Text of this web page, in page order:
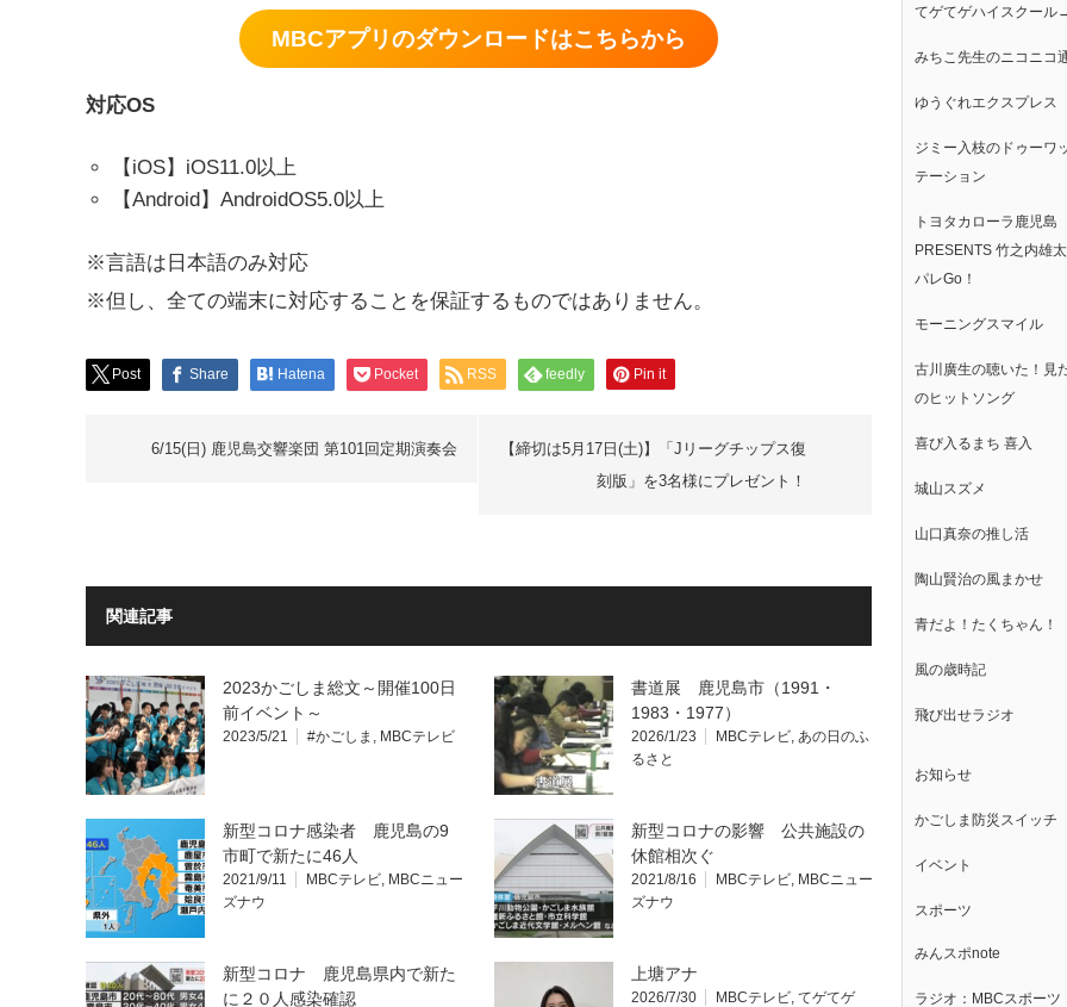
MBCアプリのダウンロードはこちらから
対応OS
【iOS】iOS11.0以上
【Android】AndroidOS5.0以上
※言語は日本語のみ対応
※但し、全ての端末に対応することを保証するものではありません。
Post Share Hatena Pocket RSS feedly Pin it
6/15(日) 鹿児島交響楽団 第101回定期演奏会
【締切は5月17日(土)】「Jリーグチップス復
刻版」を3名様にプレゼント！
関連記事
2023かごしま総文～開催100日
前イベント～
2023/5/21 #かごしま , MBCテレビ
書道展 鹿児島市（1991・
1983・1977）
2026/1/23 MBCテレビ, あの日のふ
るさと
新型コロナ感染者 鹿児島の9
市町で新たに46人
2021/9/11 MBCテレビ, MBCニュー
ズナウ
新型コロナの影響 公共施設の
休館相次ぐ
2021/8/16 MBCテレビ, MBCニュー
ズナウ
新型コロナ 鹿児島県内で新た
に２０人感染確認
上塘アナ
2026/7/30 MBCテレビ, てゲてゲ
てゲてゲハイスクール
みちこ先生のニコニコ
ゆうぐれエクスプレス
ジミー入枝のドゥーワ
テーション
トヨタカローラ鹿児島
PRESENTS 竹之内雄
パレGo！
モーニングスマイル
古川廣生の聴いた！見
のヒットソング
喜び入るまち 喜入
城山スズメ
山口真奈の推し活
陶山賢治の風まかせ
青だよ！たくちゃん！
風の歳時記
飛び出せラジオ
お知らせ
かごしま防災スイッチ
イベント
スポーツ
みんスポnote
ラジオ：MBCスポーツ